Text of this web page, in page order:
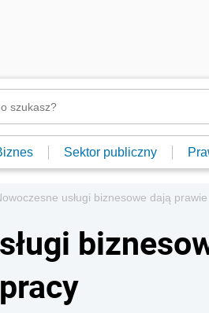
Sektor publiczny
usługi biznesowe dają